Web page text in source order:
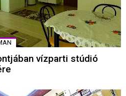
vízparti stúdió